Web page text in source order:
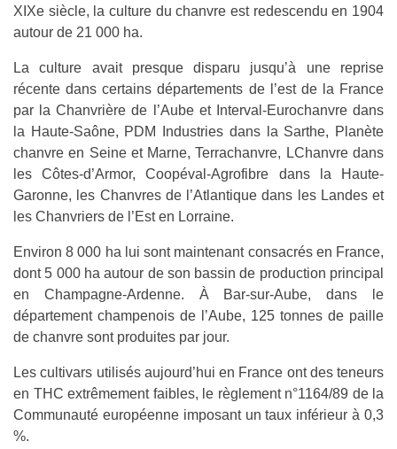
XIXe siècle, la culture du chanvre est redescendu en 1904
autour de 21 000 ha.
La culture avait presque disparu jusqu’à une reprise
récente dans certains départements de l’est de la France
par la Chanvrière de l’Aube et Interval-Eurochanvre dans
la Haute-Saône, PDM Industries dans la Sarthe, Planète
chanvre en Seine et Marne, Terrachanvre, LChanvre dans
les Côtes-d’Armor, Coopéval-Agrofibre dans la Haute-
Garonne, les Chanvres de l’Atlantique dans les Landes et
les Chanvriers de l’Est en Lorraine.
Environ 8 000 ha lui sont maintenant consacrés en France,
dont 5 000 ha autour de son bassin de production principal
en Champagne-Ardenne. À Bar-sur-Aube, dans le
département champenois de l’Aube, 125 tonnes de paille
de chanvre sont produites par jour.
Les cultivars utilisés aujourd’hui en France ont des teneurs
en THC extrêmement faibles, le règlement n°1164/89 de la
Communauté européenne imposant un taux inférieur à 0,3
%.